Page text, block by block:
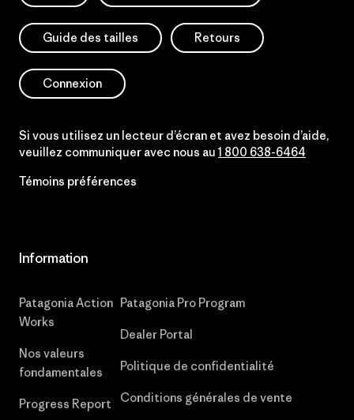
Guide des tailles Retours
Connexion
Si vous utilisez un lecteur d’écran et avez besoin d’aide,
veuillez communiquer avec nous au 1 800 638-6464
Témoins préférences
Information
Patagonia Action
Works
Nos valeurs
fondamentales
Progress Report
Patagonia Pro Program
Dealer Portal
Politique de confidentialité
Conditions générales de vente